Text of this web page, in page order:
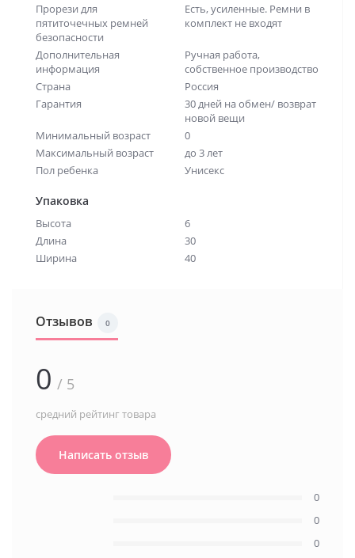
Прорези для
пятиточечных ремней
безопасности
Есть, усиленные. Ремни в
комплект не входят
Дополнительная
информация
Ручная работа,
собственное производство
Страна
Россия
Гарантия
30 дней на обмен/ возврат
новой вещи
Минимальный возраст
0
Максимальный возраст
до 3 лет
Пол ребенка
Унисекс
Упаковка
Высота
6
Длина
30
Ширина
40
Отзывов 0
0 / 5
средний рейтинг товара
Написать отзыв
0
0
0